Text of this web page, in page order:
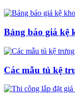
Bảng báo giá
Các mẫu tủ kệ